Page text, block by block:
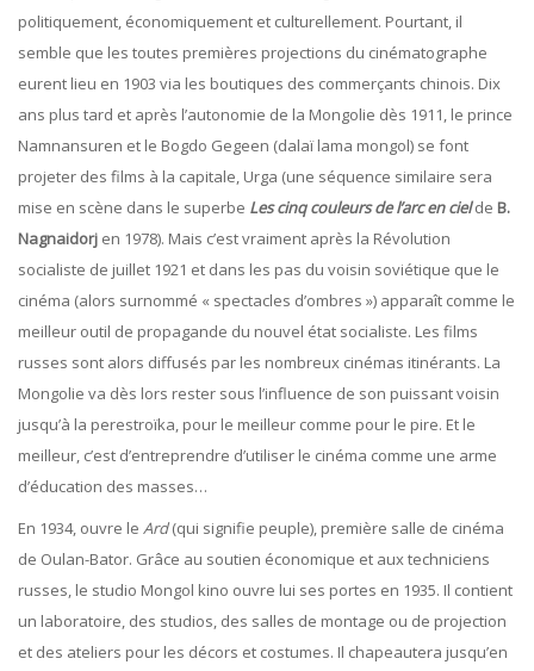
politiquement, économiquement et culturellement. Pourtant, il
semble que les toutes premières projections du cinématographe
eurent lieu en 1903 via les boutiques des commerçants chinois. Dix
ans plus tard et après l’autonomie de la Mongolie dès 1911, le prince
Namnansuren et le Bogdo Gegeen (dalaï lama mongol) se font
projeter des films à la capitale, Urga (une séquence similaire sera
mise en scène dans le superbe Les cinq couleurs de l’arc en cielde B.
Nagnaidorj en 1978). Mais c’est vraiment après la Révolution
socialiste de juillet 1921 et dans les pas du voisin soviétique que le
cinéma (alors surnommé « spectacles d’ombres ») apparaît comme le
meilleur outil de propagande du nouvel état socialiste. Les films
russes sont alors diffusés par les nombreux cinémas itinérants. La
Mongolie va dès lors rester sous l’influence de son puissant voisin
jusqu’à la perestroïka, pour le meilleur comme pour le pire. Et le
meilleur, c’est d’entreprendre d’utiliser le cinéma comme une arme
d’éducation des masses…
En 1934, ouvre le Ard(qui signifie peuple), première salle de cinéma
de Oulan-Bator. Grâce au soutien économique et aux techniciens
russes, le studio Mongol kino ouvre lui ses portes en 1935. Il contient
un laboratoire, des studios, des salles de montage ou de projection
et des ateliers pour les décors et costumes. Il chapeautera jusqu’en